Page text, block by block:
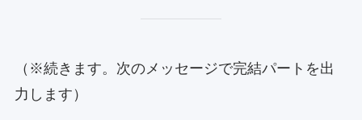
（※続きます。次のメッセージで完結パートを出
力します）